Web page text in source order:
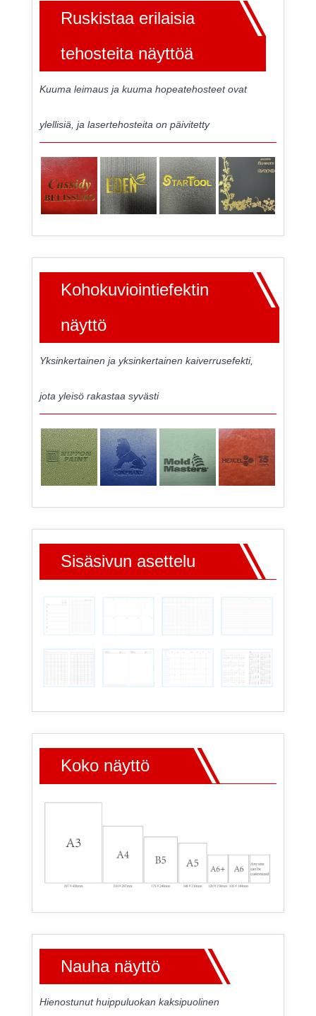
Ruskistaa erilaisia
​​tehosteita näyttöä
Kuuma leimaus ja kuuma hopeatehosteet ovat
ylellisiä, ja lasertehosteita on päivitetty
Kohokuviointiefektin
näyttö
Yksinkertainen ja yksinkertainen kaiverrusefekti,
jota yleisö rakastaa syvästi
Sisäsivun asettelu
Koko näyttö
Nauha näyttö
Hienostunut huippuluokan kaksipuolinen